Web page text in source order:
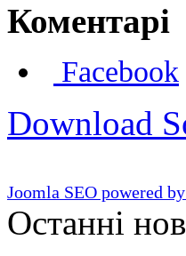
Коментарі
Facebook
Download
Joomla SEO powered
Останні